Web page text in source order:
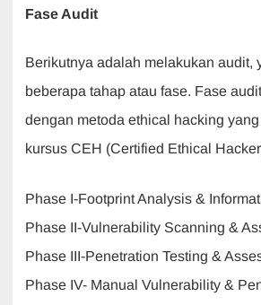
Fase Audit
Berikutnya adalah melakukan audit,
beberapa tahap atau fase. Fase
dengan metoda ethical hacking
kursus CEH (Certified Ethical
Phase I-Footprint Analysis &
Phase II-Vulnerability Scanning &
Phase III-Penetration Testing &
Phase IV- Manual Vulnerability &